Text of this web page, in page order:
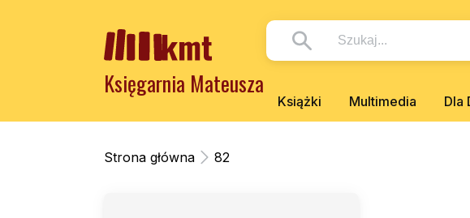
Księgarnia Mateusza
Książki Multimedia Dla
Strona główna 82